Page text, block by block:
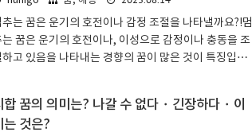
습니다. 그런 예상치 못한 문제를 나타내는 해몽이 많은
이 특징입니다.그러나 목적지에 도달하는 방법이 하나만
는 것은 아닐 수도 있습니다. 우회로를 찾거나 다른 사람
추는 꿈은 운기의 호전이나 감정 조절을 나타낼까요?!멈
는 꿈은 운기의 호전이나, 이성으로 감정이나 충동을 조
하고 있음을 나타내는 경향의 꿈이 많은 것이 특징입니
상태꿈 해몽에서 멈추는 것은 잘못된 방향으로 나아가
나 위험을 피하거나, 현 상황을 있는 그대로 받아들이는
합 꿈의 의미는? 나갈 수 없다・긴장하다・이
는 것은?